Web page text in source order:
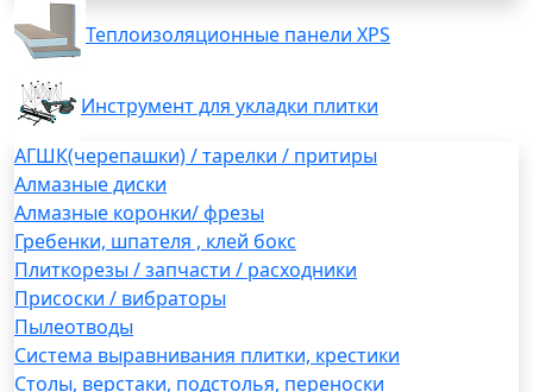
Теплоизоляционные панели XPS
Инструмент для укладки плитки
АГШК(черепашки) / тарелки / притиры
Алмазные диски
Алмазные коронки/ фрезы
Гребенки, шпателя , клей бокс
Плиткорезы / запчасти / расходники
Присоски / вибраторы
Пылеотводы
Система выравнивания плитки, крестики
Столы, верстаки, подстолья, переноски